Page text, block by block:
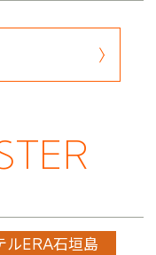
ルERA石垣島